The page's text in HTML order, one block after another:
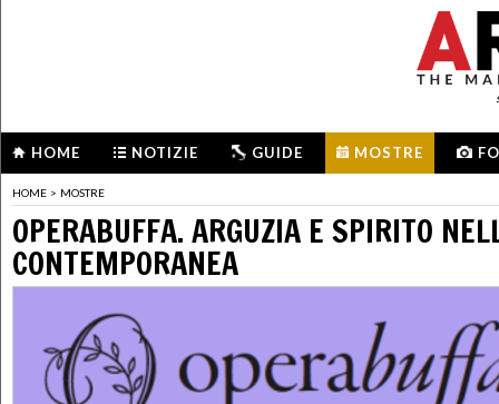
HOME NOTIZIE GUIDE MOSTRE
HOME > MOSTRE
OPERABUFFA. ARGUZIA E SPIRITO
CONTEMPORANEA